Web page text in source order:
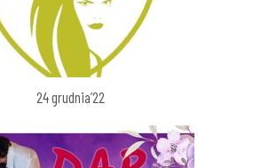
24 grudnia’22